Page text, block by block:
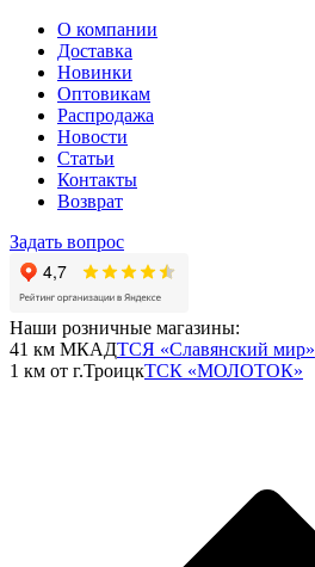
О компании
Доставка
Новинки
Оптовикам
Распродажа
Новости
Статьи
Контакты
Возврат
Задать вопрос
Наши розничные магазины:
41 км МКАДТСЯ «Славянский мир»
1 км от г.ТроицкТСК «МОЛОТОК»